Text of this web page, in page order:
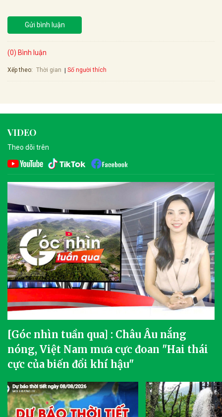
Gửi bình luận
(0) Bình luận
Xếp theo: Thời gian Số người thích
VIDEO
Theo dõi trên
[Góc nhìn tuần qua] : Châu Âu nắng
nóng, Việt Nam mưa cực đoan "Hai thái
cực của biến đổi khí hậu"